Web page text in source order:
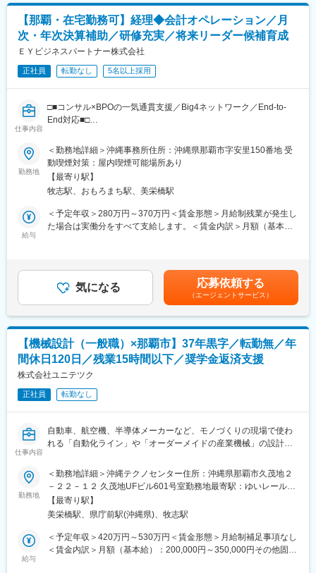
【キャリアパス（例）】
・医療介護スタッフ（2週間程度の基礎研修必要資格取得、現場業
務）
・サービスリーダー（入社3カ月～※研修期間）
・サービス提供責任者（入社半年／年収420～650万円）
・サービスマネージャー（入社1年／年収560～700万円）
・エリアマネージャー（入社1年～／年収700～800万円）
・ブロックマネージャー（年収800～900万円）
・ゼネラルマネージャー（年収900～1200万円）
・業務フロー、チェックリストの作成・標準化、業務改善提案
・東京・福岡拠点との連携（業務分担・品質向上）
■組織構成
Delivery Team Okinawaは若手中心でアットホームな雰囲気。10
年以上の育成実績を誇る教育文化が根付いています。
■業務の魅力
地方拠点では希少な外資・グローバル基準に携われ、育成や組織
づくりにも深く関われます。
■教育体制
700コマ超の研修・資格取得支援・外部研修補助など学びの機会
■就業環境
フレックスタイム制・週3日リモートワーク可、柔軟な働き方が可
能です。有給取得率も高く、福利厚生も充実しています。
■想定されるキャリアパス
す。
■企業の特徴/魅力
【那覇・在宅勤務可】経理◆会計オペレーション／月
次・年次決算補助／研修充実／将来リーダー候補育成
ＥＹビジネスパートナー株式会社
正社員 転勤なし 5名以上採用
仕事内容
□■コンサル×BPOの一気通貫支援／Big4ネットワーク／End-to-
End対応■□
【業務概要】
本ポジションでは、記帳代行や支払処理、月次・年次決算補助、
税務関連資料作成など、経理オペレーション全般を担当します。
標準化された手順やテンプレート、チェックリストが整備されて
おり、未経験領域にも取り組みやすい環境です。東京本部案件へ
の参画機会が多く、ニアショアの効率性と大規模案件の双方を経
験しながら成長できます。
えています。日常経理から決算、税務補助まで幅広く対応し、東
京・福岡と連携して高品質なサービスを提供しています。業務の
正確性と効率化を支える中核として、標準化やDXを活用しながら
【業務内容】
記帳代行、支払・債権管理、経費精算チェック、決算補助、決算
資料作成、税務資料作成、業務手順の整備、テンプレート改善、
プロセス改善提案などに加え、必要に応じてオンサイト対応や拠
点間連携も行います。
【一日の流れ】
9:30 出社・メールチェック
10:00 チームミーティング
11:00 クライアントA社の入力業務
13:00 作業完了報告
14:00 クライアントB社の記帳代行
17:00 作業報告・レビュー依頼
17:30 退勤
【企業魅力】
沖縄拠点は拡大フェーズにあり立ち上げに関われる貴重な機会が
勤務地
＜勤務地詳細＞沖縄事務所住所：沖縄県那覇市字安里150番地 受
動喫煙対策：屋内喫煙可能場所あり
【最寄り駅】
牧志駅、おもろまち駅、美栄橋駅
給与
＜予定年収＞280万円～370万円＜賃金形態＞月給制残業が発生し
た場合は実働分をすべて支給します。＜賃金内訳＞月額（基本
気になる 応募依頼する
（エージェントサービス）
【機械設計（一般職）×那覇市】37年黒字／転勤無／年
間休日120日／残業15時間以下／奨学金返済支援
株式会社ユニテツク
正社員 転勤なし
仕事内容
自動車、航空機、半導体メーカーなど、モノづくりの現場で使わ
れる「自動化ライン」や「オーダーメイドの産業機械」の設計開
生産設備の設計経験が少ない方や、分野が異なる方も安心してス
タートできる環境を整えています。
・「これまでは製品設計や筐体設計、治具設計が中心だった」
・「指示通りのCADオペレーション業務が主軸だった」
という、他設計・CAD実務経験からのキャリアチェンジを大歓
迎！
勤務地
＜勤務地詳細＞沖縄テクノセンター住所：沖縄県那覇市久茂地２
－２２－１２ 久茂地UFビル601号室勤務地最寄駅：ゆいレール線
／美栄橋駅受動喫煙対策：屋内全面禁煙変更の範囲：会社の定め
る事業所
【最寄り駅】
美栄橋駅、県庁前駅(沖縄県)、牧志駅
給与
＜予定年収＞420万円～530万円＜賃金形態＞月給制補足事項なし
＜賃金内訳＞月額（基本給）：200,000円～350,000円その他固定